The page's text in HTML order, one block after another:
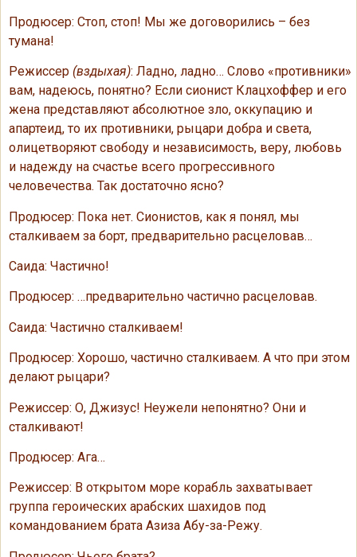
Продюсер: Стоп, стоп! Мы же договорились – без
тумана!
Режиссер (вздыхая): Ладно, ладно… Слово «противники»
вам, надеюсь, понятно? Если сионист Клацхоффер и его
жена представляют абсолютное зло, оккупацию и
апартеид, то их противники, рыцари добра и света,
олицетворяют свободу и независимость, веру, любовь
и надежду на счастье всего прогрессивного
человечества. Так достаточно ясно?
Продюсер: Пока нет. Сионистов, как я понял, мы
сталкиваем за борт, предварительно расцеловав…
Саида: Частично!
Продюсер: …предварительно частично расцеловав.
Саида: Частично сталкиваем!
Продюсер: Хорошо, частично сталкиваем. А что при этом
делают рыцари?
Режиссер: О, Джизус! Неужели непонятно? Они и
сталкивают!
Продюсер: Ага…
Режиссер: В открытом море корабль захватывает
группа героических арабских шахидов под
командованием брата Азиза Абу-за-Режу.